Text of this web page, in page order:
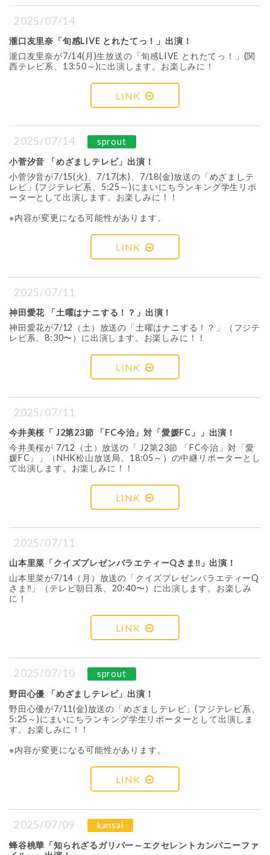
2025/07/14
瀧口友里奈「旬感LIVE とれたてっ！」出演！
瀧口友里奈が7/14(月)生放送の「旬感LIVE とれたてっ！」(関
西テレビ系、13:50～)に出演します。お楽しみに！
LINK
2025/07/14
sprout
小菅汐音 「めざましテレビ」出演！
小菅汐音が7/15(火)、7/17(木)、7/18(金)放送の「めざましテ
レビ」(フジテレビ系、5:25～)にまいにちランキング学生リポ
ーターとして出演します。お楽しみに！！
※内容が変更になる可能性があります。
LINK
2025/07/11
神田愛花 「土曜はナニする！？」出演！
神田愛花が7/12（土）放送の「土曜はナニする！？」（フジテ
レビ系、8:30〜）に出演します。お楽しみに！！
LINK
2025/07/11
今井美桜「 J2第23節 「FC今治」対「愛媛FC」」出演！
今井美桜が 7/12（土）放送の「 J2第23節 「FC今治」対「愛
媛FC」」（NHK松山放送局、18:05～）の中継リポーターとし
て出演します。お楽しみに！！
LINK
2025/07/11
山本里菜「クイズプレゼンバラエティーQさま‼︎」出演！
山本里菜が7/14（月）放送の「クイズプレゼンバラエティーQ
さま‼︎」（テレビ朝日系、20:40〜）に出演します。お楽しみ
に！
LINK
2025/07/10
sprout
野田心優 「めざましテレビ」出演！
野田心優が7/11(金)放送の「めざましテレビ」(フジテレビ系、
5:25～)にまいにちランキング学生リポーターとして出演しま
す。お楽しみに！！
※内容が変更になる可能性があります。
LINK
2025/07/09
kansai
蜂谷桃華「知られざるガリバー～エクセレントカンパニーファ